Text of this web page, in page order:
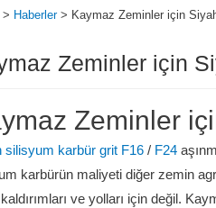
> Haberler> Kaymaz Zeminler için
Zeminler için
Zeminler
silisyum karbür grit F16 / F24
karbürün maliyeti diğer zemin
ve yolları için değil.